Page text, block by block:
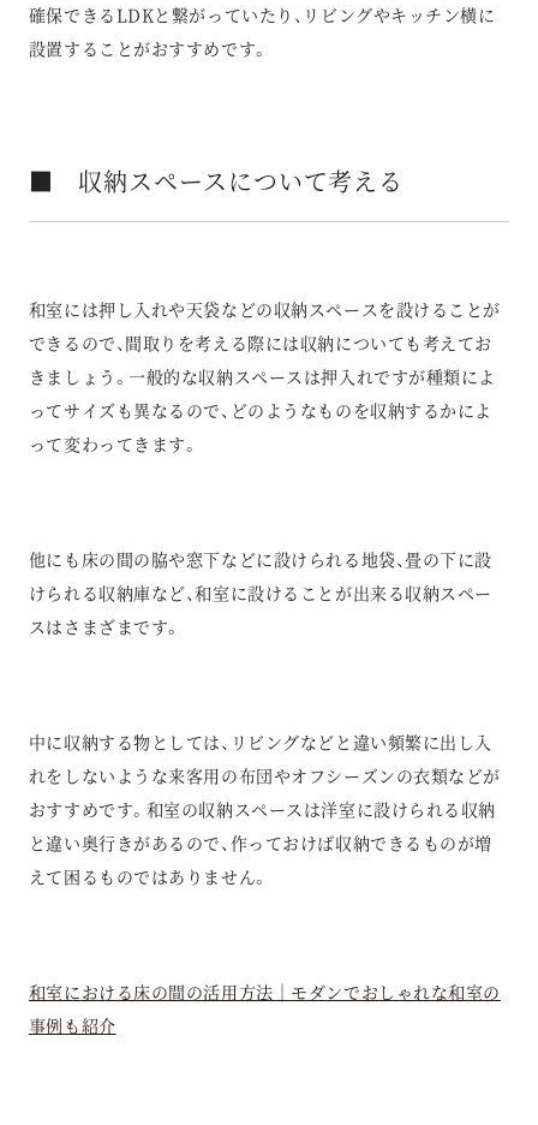
確保できるLDKと繋がっていたり、リビングやキッチン横に
設置することがおすすめです。
■ 収納スペースについて考える
和室には押し入れや天袋などの収納スペースを設けることが
できるので、間取りを考える際には収納についても考えてお
きましょう。一般的な収納スペースは押入れですが種類によ
ってサイズも異なるので、どのようなものを収納するかによ
って変わってきます。
他にも床の間の脇や窓下などに設けられる地袋、畳の下に設
けられる収納庫など、和室に設けることが出来る収納スペー
スはさまざまです。
中に収納する物としては、リビングなどと違い頻繁に出し入
れをしないような来客用の布団やオフシーズンの衣類などが
おすすめです。和室の収納スペースは洋室に設けられる収納
と違い奥行きがあるので、作っておけば収納できるものが増
えて困るものではありません。
和室における床の間の活用方法｜モダンでおしゃれな和室の
事例も紹介